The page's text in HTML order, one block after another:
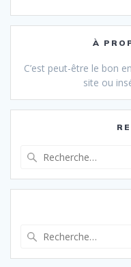
À
C’est peut-être le bon
site ou